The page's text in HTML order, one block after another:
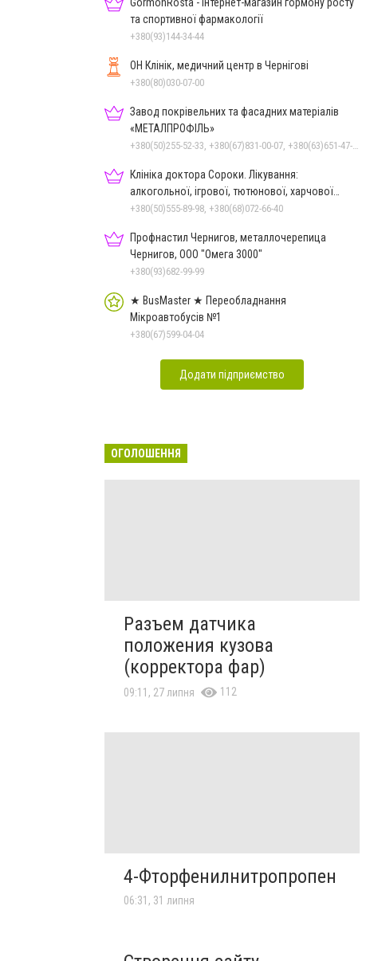
та спортивної фармакології
+380(93)144-34-44
ОН Клінік, медичний центр в Чернігові
+380(80)030-07-00
Завод покрівельних та фасадних матеріалів
«МЕТАЛПРОФІЛЬ»
Клініка доктора Сороки. Лікування:
алкогольної, ігрової, тютюнової, харчової
залежностей, неврозів т
+380(50)555-89-98, +380(68)072-66-40
Профнастил Чернигов, металлочерепица
Чернигов, ООО "Омега 3000"
+380(93)682-99-99
★ BusMaster ★ Переобладнання
Мікроавтобусів №1
+380(67)599-04-04
Додати підприємство
ОГОЛОШЕННЯ
Разъем датчика
положения кузова
(корректора фар)
09:11, 27 липня 112
4-Фторфенилнитропропен
06:31, 31 липня